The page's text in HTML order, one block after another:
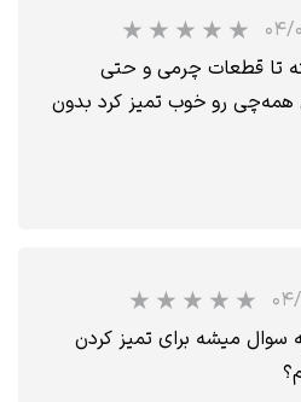
۲۲
تا قطعات چرمی و حتی
همه‌چی رو خوب تمیز کرد بدون
سوال میشه برای تمیز کردن